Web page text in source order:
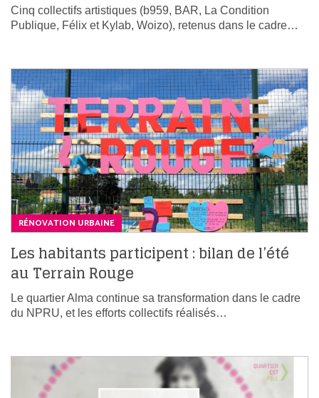
Cinq collectifs artistiques (b959, BAR, La Condition
Publique, Félix et Kylab, Woizo), retenus dans le cadre…
RÉNOVATION URBAINE
Les habitants participent : bilan de l’été
au Terrain Rouge
Le quartier Alma continue sa transformation dans le cadre
du NPRU, et les efforts collectifs réalisés…